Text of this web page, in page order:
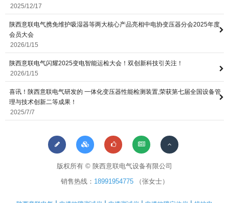
2025/12/17
陕西意联电气携免维护吸湿器等两大核心产品亮相中电协变压器分会2025年度
会员大会
2026/1/15
陕西意联电气闪耀2025变电智能运检大会！双创新科技引关注！
2026/1/15
喜讯！陕西意联电气研发的 一体化变压器性能检测装置,荣获第七届全国设备管
理与技术创新二等成果！
2025/7/7
版权所有 © 陕西意联电气设备有限公司
销售热线： 18991954775（张女士）